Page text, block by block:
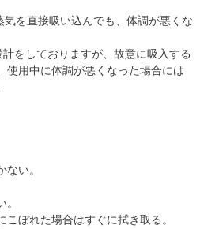
を直接吸い込んでも、体調が悪くな
をしておりますが、故意に吸入する
使用中に体調が悪くなった場合には
ない。
こぼれた場合はすぐに拭き取る。